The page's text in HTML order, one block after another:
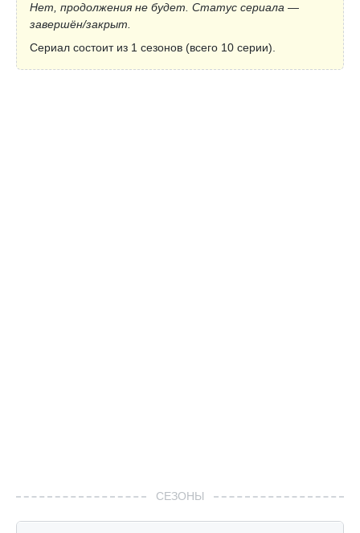
Нет, продолжения не будет. Статус сериала —
завершён/закрыт.
Сериал состоит из 1 сезонов (всего 10 серии).
СЕЗОНЫ